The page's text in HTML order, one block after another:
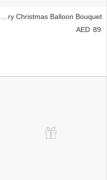
Merry Christmas Balloon Bouquet
89